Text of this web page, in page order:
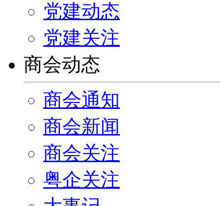
党建动态
党建关注
商会动态
商会通知
商会新闻
商会关注
粤企关注